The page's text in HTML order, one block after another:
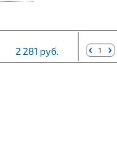
2 281 руб.